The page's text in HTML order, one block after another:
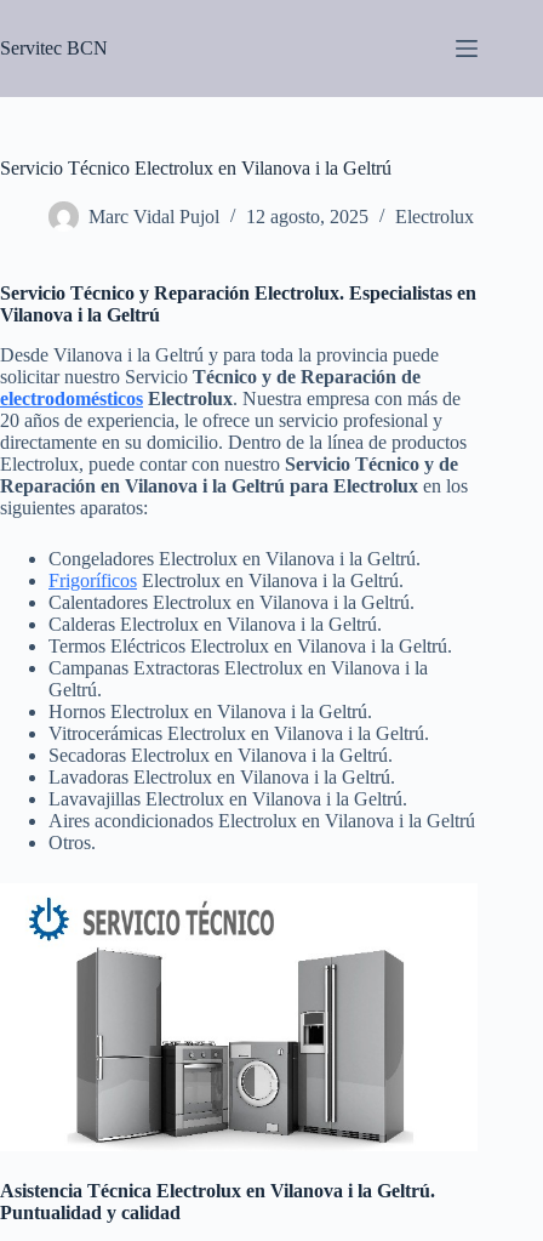
contenido
Servitec BCN
Servicio Técnico Electrolux en Vilanova i la Geltrú
Marc Vidal Pujol 12 agosto, 2025 Electrolux
Servicio Técnico y Reparación Electrolux. Especialistas en
Vilanova i la Geltrú
Desde Vilanova i la Geltrú y para toda la provincia puede
solicitar nuestro Servicio Técnico y de Reparación de
electrodomésticos Electrolux. Nuestra empresa con más de
20 años de experiencia, le ofrece un servicio profesional y
directamente en su domicilio. Dentro de la línea de productos
Electrolux, puede contar con nuestro Servicio Técnico y de
Reparación en Vilanova i la Geltrú para Electrolux en los
siguientes aparatos:
Congeladores Electrolux en Vilanova i la Geltrú.
Frigoríficos Electrolux en Vilanova i la Geltrú.
Calentadores Electrolux en Vilanova i la Geltrú.
Calderas Electrolux en Vilanova i la Geltrú.
Termos Eléctricos Electrolux en Vilanova i la Geltrú.
Campanas Extractoras Electrolux en Vilanova i la
Geltrú.
Hornos Electrolux en Vilanova i la Geltrú.
Vitrocerámicas Electrolux en Vilanova i la Geltrú.
Secadoras Electrolux en Vilanova i la Geltrú.
Lavadoras Electrolux en Vilanova i la Geltrú.
Lavavajillas Electrolux en Vilanova i la Geltrú.
Aires acondicionados Electrolux en Vilanova i la Geltrú
Otros.
Asistencia Técnica Electrolux en Vilanova i la Geltrú.
Puntualidad y calidad